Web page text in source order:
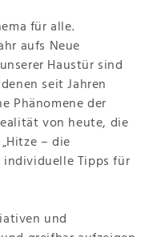
für alle.
aufs Neue
Haustür sind
seit Jahren
Phänomene der
von heute, die
– die
Tipps für
und